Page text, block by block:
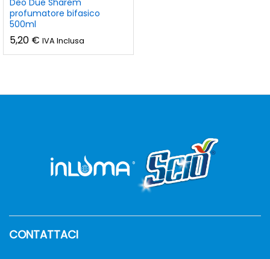
profumatore bifasico
500ml
5,20 € IVA Inclusa
CONTATTACI